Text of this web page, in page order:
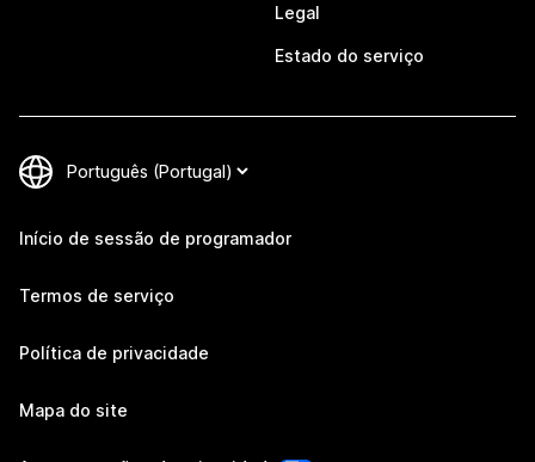
Legal
Estado do serviço
Início de sessão de programador
Termos de serviço
Política de privacidade
Mapa do site